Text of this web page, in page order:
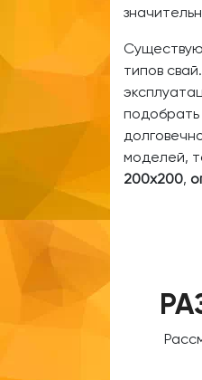
типов
подобрать
моделей,
200х200,